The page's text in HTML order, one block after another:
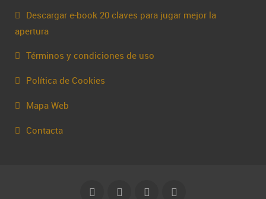
Descargar e-book 20 claves para jugar mejor la
apertura
Términos y condiciones de uso
Política de Cookies
Mapa Web
Contacta